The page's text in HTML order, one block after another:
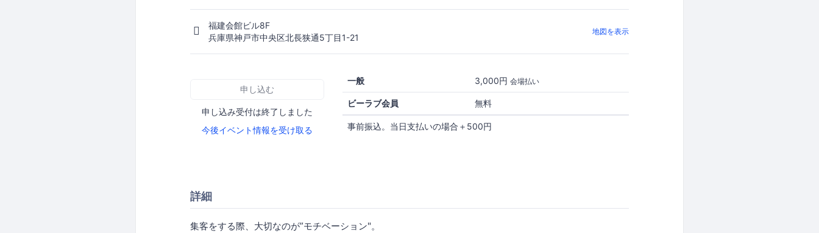
福建会館ビル8F
兵庫県神戸市中央区北長狭通5丁目1-21
地図を表示
申し込む
申し込み受付は終了しました
今後イベント情報を受け取る
一般 3,000円 会場払い
ビーラブ会員 無料
事前振込。当日支払いの場合＋500円
詳細
集客をする際、大切なのが”モチベーション"。